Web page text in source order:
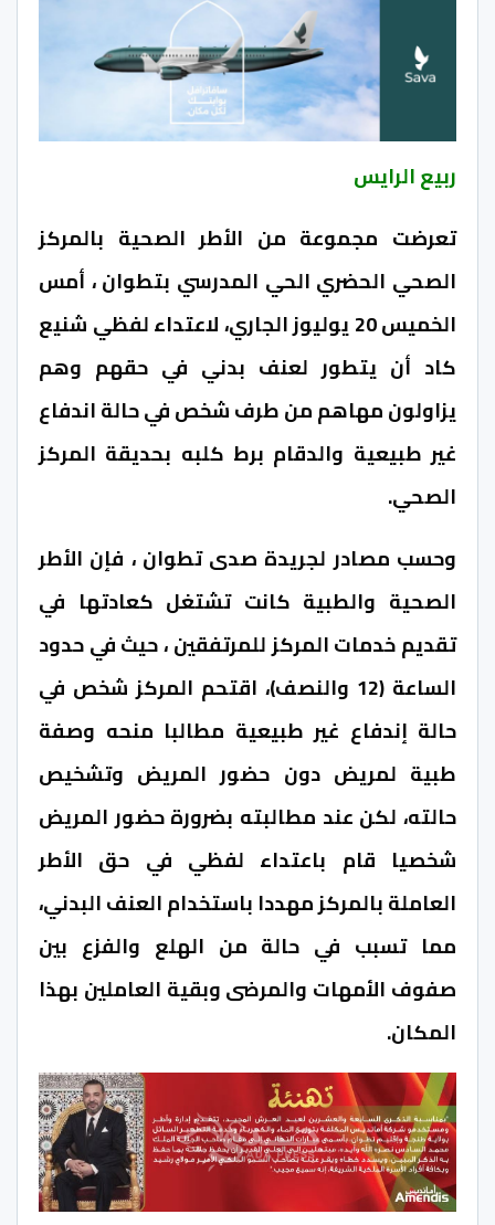
ربيع الرايس
تعرضت مجموعة من الأطر الصحية بالمركز
الصحي الحضري الحي المدرسي بتطوان ، أمس
الخميس 20 يوليوز الجاري، لاعتداء لفظي شنيع
كاد أن يتطور لعنف بدني في حقهم وهم
يزاولون مهاهم من طرف شخص في حالة اندفاع
غير طبيعية والدقام برط كلبه بحديقة المركز
الصحي.
وحسب مصادر لجريدة صدى تطوان ، فإن الأطر
الصحية والطبية كانت تشتغل كعادتها في
تقديم خدمات المركز للمرتفقين ، حيث في حدود
الساعة (12 والنصف)، اقتحم المركز شخص في
حالة إندفاع غير طبيعية مطالبا منحه وصفة
طبية لمريض دون حضور المريض وتشخيص
حالته، لكن عند مطالبته بضرورة حضور المريض
شخصيا قام باعتداء لفظي في حق الأطر
العاملة بالمركز مهددا باستخدام العنف البدني،
مما تسبب في حالة من الهلع والفزع بين
صفوف الأمهات والمرضى وبقية العاملين بهذا
المكان.